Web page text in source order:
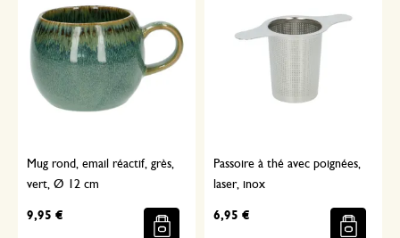
Mug rond, email réactif, grès,
vert, Ø 12 cm
9,95 €
Passoire à thé avec poignées,
laser, inox
6,95 €